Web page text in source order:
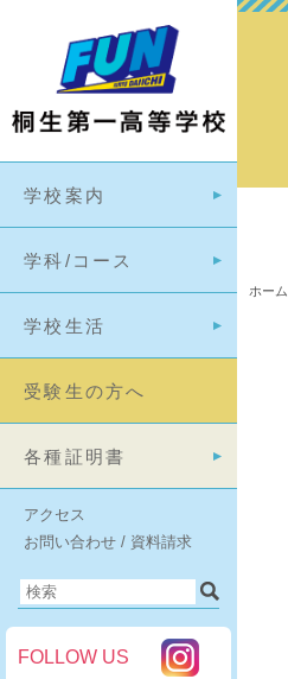
学校案内
学科/コース
学校生活
受験生の方へ
各種証明書
アクセス
お問い合わせ / 資料請求
FOLLOW US
ホーム